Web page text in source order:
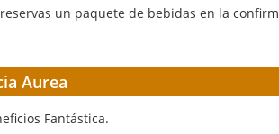
un paquete de bebidas en la
Aurea
Fantástica.